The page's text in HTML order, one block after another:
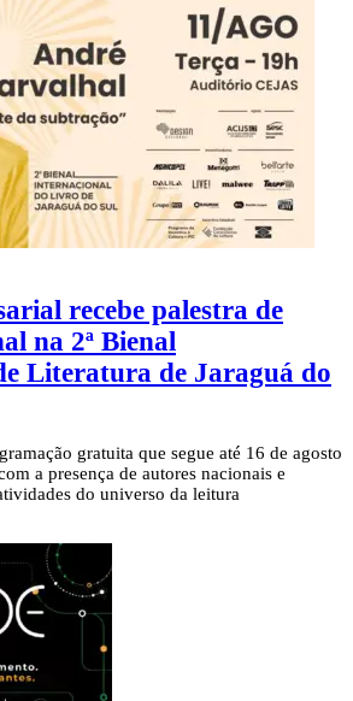
recebe palestra de
na 2ª Bienal
Literatura de Jaraguá do
gratuita que segue até 16 de agosto
a presença de autores nacionais e
do universo da leitura